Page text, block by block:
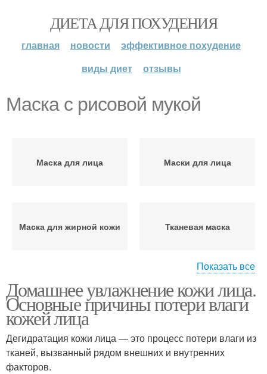
ДИЕТА ДЛЯ ПОХУДЕНИЯ
главная новости
эффективное похудение
виды диет
отзывы
Маска с рисовой мукой
Маска для лица Маски для лица
Маска для жирной кожи Тканевая маска
Ночная маска Маски на кожу
Возрастные маски Домашние маски
Показать все
Домашнее увлажнение кожи лица.
Основные причины потери влаги
кожей лица
Дегидратация кожи лица — это процесс потери влаги из
тканей, вызванный рядом внешних и внутренних
факторов.